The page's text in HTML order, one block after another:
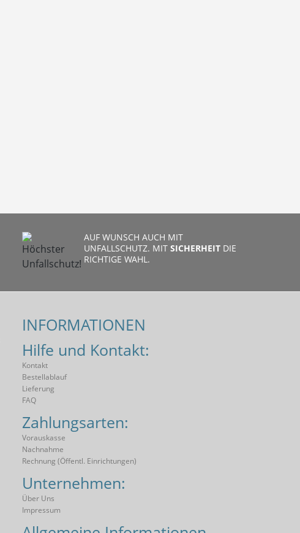
AUF WUNSCH AUCH MIT
UNFALLSCHUTZ. MIT SICHERHEITDIE
RICHTIGE WAHL.
INFORMATIONEN
Hilfe und Kontakt:
Kontakt
Bestellablauf
Lieferung
FAQ
Zahlungsarten:
Vorauskasse
Nachnahme
Rechnung (öffentl. Einrichtungen)
Unternehmen:
Über Uns
Impressum